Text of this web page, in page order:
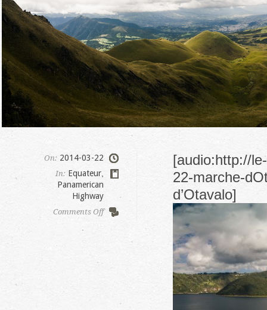
On: 2014-03-22
In: Equateur
Panamerican
Highway
Comments Offon
[audio:http://
22-marche-
d’Otavalo]